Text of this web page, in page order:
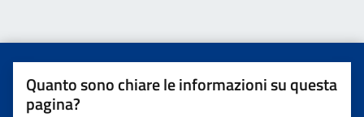
Quanto sono chiare le informazioni su questa
pagina?